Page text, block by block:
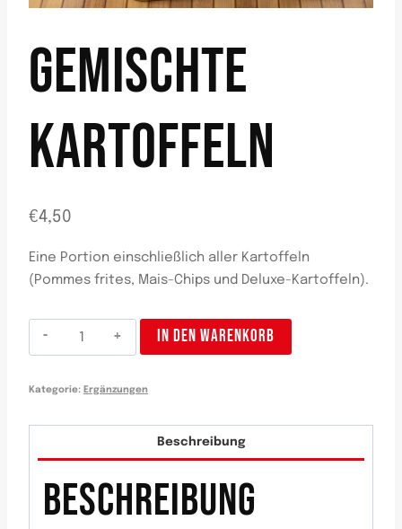
GEMISCHTE
KARTOFFELN
€4,50
Eine Portion einschließlich aller Kartoffeln
(Pommes frites, Mais-Chips und Deluxe-Kartoffeln).
Patatas
mixtas
IN DEN WARENKORB
Kategorie: Ergänzungen
Beschreibung
BESCHREIBUNG